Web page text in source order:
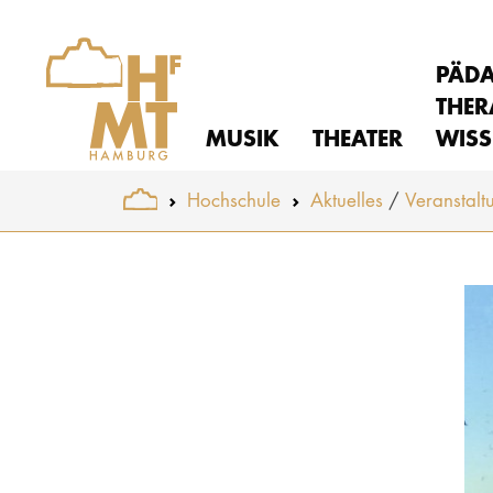
MUSIK THEATER
You are here:Hochschule Aktuelles